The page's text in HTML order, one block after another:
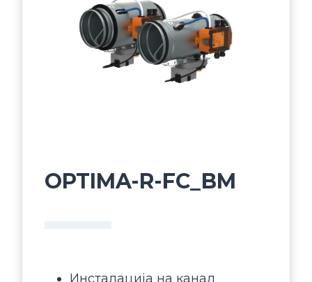
OPTIMA-R-FC_BM
Инсталација на канал